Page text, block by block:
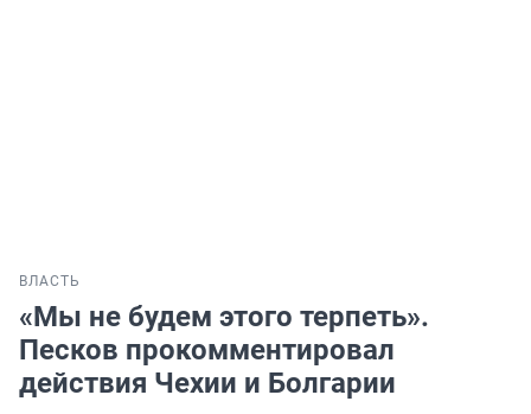
ВЛАСТЬ
«Мы не будем этого терпеть».
Песков прокомментировал
действия Чехии и Болгарии